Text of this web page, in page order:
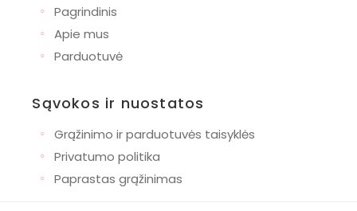
◦
Pagrindinis
◦ Apie mus
◦ Parduotuvė
Sąvokos ir nuostatos
◦
Grąžinimo ir parduotuvės taisyklės
◦ Privatumo politika
◦ Paprastas grąžinimas